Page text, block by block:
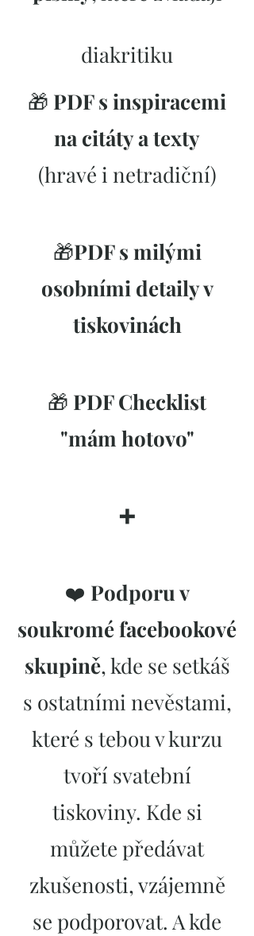
diakritiku​
🎁 PDF s inspiracemi
na citáty a texty
(hravé i netradiční)
🎁PDF s milými
osobními detaily v
tiskovinách
🎁 PDF Checklist
"mám hotovo"
➕
❤️ Podporu v
soukromé facebookové
skupině, kde se setkáš
s ostatními nevěstami,
které s tebou v kurzu
tvoří svatební
tiskoviny. Kde si
můžete předávat
zkušenosti, vzájemně
se podporovat. A kde